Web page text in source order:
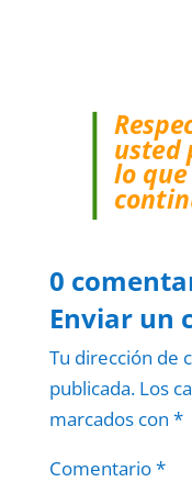
usted
lo que
0
Enviar un
Tu dirección de
publicada. Los
marcados con *
Comentario*